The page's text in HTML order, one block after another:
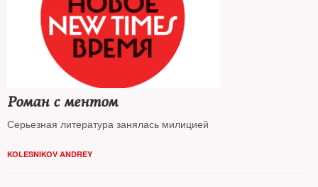
Роман с ментом
Серьезная литература занялась милицией
KOLESNIKOV ANDREY